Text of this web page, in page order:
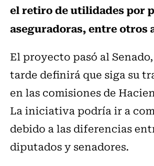
el retiro de utilidades por
aseguradoras, entre otros
El proyecto pasó al
tarde definirá que siga su
en las comisiones de
La iniciativa podría ir a
debido a las diferencias
diputados y senadores.